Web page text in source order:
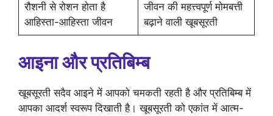
रौशनी से रोशन होता है
आहिस्ता-आहिस्ता जीवन
जीवन की महत्त्वपूर्ण मोमबत्ती
बढ़ाने वाली खूबसूरती
आइना और प्रतिबिम्ब
खूबसूरती सदैव आइने में आपको चमकती रहती है और प्रतिबिम्ब में
आपका आदर्श स्वरूप दिखाती है। खूबसूरती को एकांत में आत्म-